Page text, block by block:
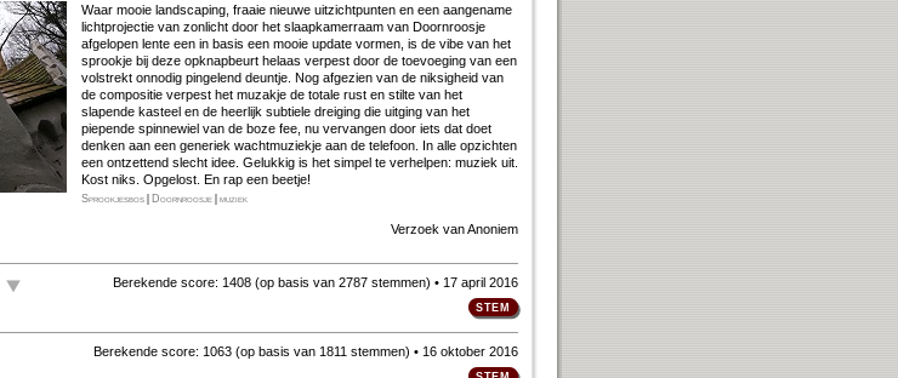
Waar mooie landscaping, fraaie nieuwe uitzichtpunten en een aangename
lichtprojectie van zonlicht door het slaapkamerraam van Doornroosje
afgelopen lente een in basis een mooie update vormen, is de vibe van het
sprookje bij deze opknapbeurt helaas verpest door de toevoeging van een
volstrekt onnodig pingelend deuntje. Nog afgezien van de niksigheid van
de compositie verpest het muzakje de totale rust en stilte van het
slapende kasteel en de heerlijk subtiele dreiging die uitging van het
piepende spinnewiel van de boze fee, nu vervangen door iets dat doet
denken aan een generiek wachtmuziekje aan de telefoon. In alle opzichten
een ontzettend slecht idee. Gelukkig is het simpel te verhelpen: muziek uit.
Kost niks. Opgelost. En rap een beetje!
Sprookjesbos| Doornroosje| muziek
Verzoek vanAnoniem
Berekende score: 1408(op basis van 2787 stemmen) • 17 april 2016
Berekende score: 1063(op basis van 1811 stemmen) • 16 oktober 2016